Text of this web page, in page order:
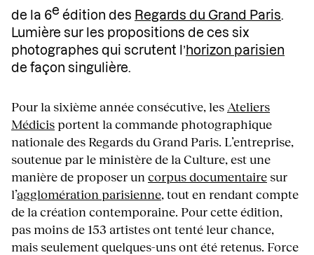
de la 6e édition des Regards du Grand Paris
Lumière sur les propositions de ces six
photographes qui scrutent l’ horizon parisien
de façon singulière.
Pour la sixième année consécutive, les Ateliers
Médicisportent la commande photographique
nationale des Regards du Grand Paris. L’entreprise,
soutenue par le ministère de la Culture, est une
manière de proposer un corpus documentaire sur
l’agglomération parisienne, tout en rendant compte
de la création contemporaine. Pour cette édition,
pas moins de 153 artistes ont tenté leur chance,
mais seulement quelques-uns ont été retenus. Force